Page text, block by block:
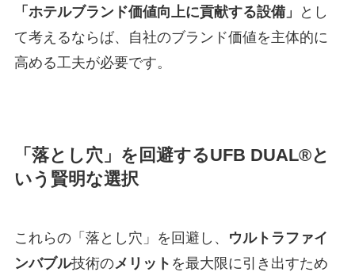
「ホテルブランド価値向上に貢献する設備」
とし
て考えるならば、自社のブランド価値を主体的に
高める工夫が必要です。
「落とし穴」を回避するUFB DUAL®と
いう賢明な選択
これらの「落とし穴」を回避し、
ウルトラファイ
ンバブル技術のメリット を最大限に引き出すため